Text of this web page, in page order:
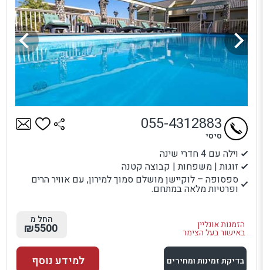
וילה עם 4 חדרי שינה
זוגות | משפחות | קבוצה קטנה
ספסופה – לוקיישן מושלם סמוך למירון, עם אוויר הרים
ופרטיות מלאה במתחם.
הזמנות אונליין
באישור בעל הצימר
055-4312883
סיסי
החל מ
₪5500
בדיקת זמינות ומחירים למידע נוסף